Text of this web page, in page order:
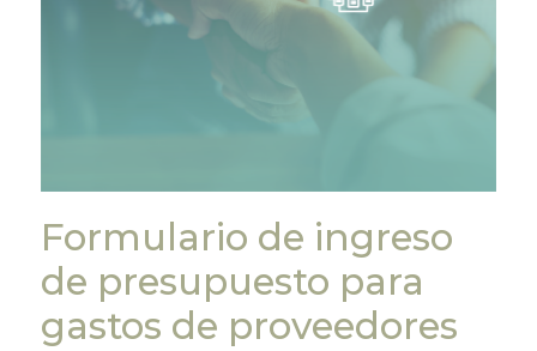
Tech Talent
Microsoft Licenses
Formulario de ingreso
de presupuesto para
gastos de proveedores